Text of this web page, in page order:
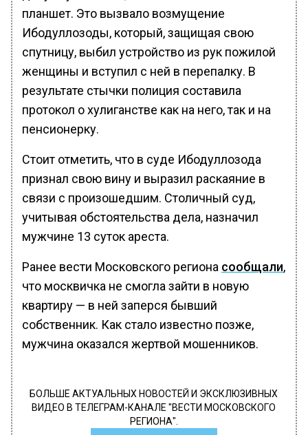
планшет. Это вызвало возмущение
Ибодуллозоды, который, защищая свою
спутницу, выбил устройство из рук пожилой
женщины и вступил с ней в перепалку. В
результате стычки полиция составила
протокол о хулиганстве как на него, так и на
пенсионерку.
Стоит отметить, что в суде Ибодуллозода
признал свою вину и выразил раскаяние в
связи с произошедшим. Столичный суд,
учитывая обстоятельства дела, назначил
мужчине 13 суток ареста.
Ранее вести Московского региона сообщали,
что москвичка не смогла зайти в новую
квартиру — в ней заперся бывший
собственник. Как стало известно позже,
мужчина оказался жертвой мошенников.
БОЛЬШЕ АКТУАЛЬНЫХ НОВОСТЕЙ И ЭКСКЛЮЗИВНЫХ
ВИДЕО В ТЕЛЕГРАМ-КАНАЛЕ "ВЕСТИ МОСКОВСКОГО
РЕГИОНА".